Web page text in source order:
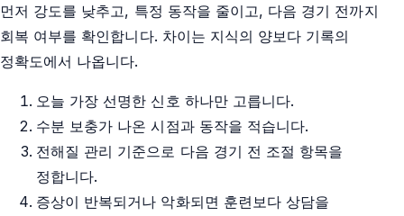
먼저 강도를 낮추고, 특정 동작을 줄이고, 다음 경기 전까지
회복 여부를 확인합니다. 차이는 지식의 양보다 기록의
정확도에서 나옵니다.
오늘 가장 선명한 신호 하나만 고릅니다.
수분 보충가 나온 시점과 동작을 적습니다.
전해질 관리 기준으로 다음 경기 전 조절 항목을
정합니다.
증상이 반복되거나 악화되면 훈련보다 상담을